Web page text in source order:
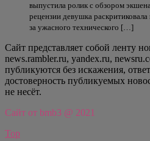
выпустила ролик с обзором
рецензии девушка
за ужасного технического […]
Сайт представляет собой ленту
news.rambler.ru, yandex.ru,
публикуются без искажения,
достоверность публикуемых
не несёт.
Сайт от bmb3 @ 2021
Top